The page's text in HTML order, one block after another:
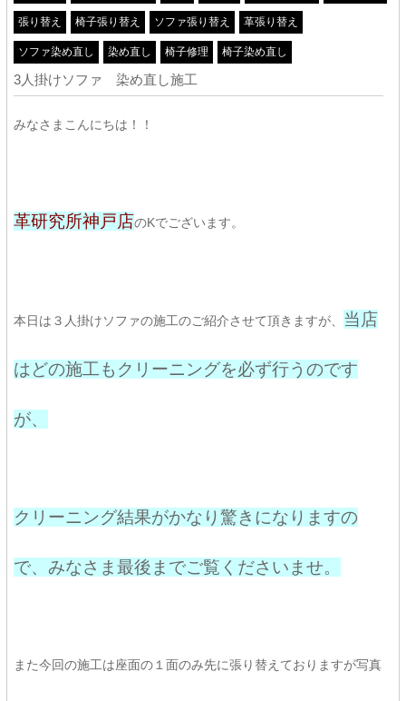
張り替え 椅子張り替え ソファ張り替え 革張り替え
ソファ染め直し 染め直し 椅子修理 椅子染め直し
3人掛けソファ 染め直し施工
みなさまこんにちは！！
革研究所神戸店のKでございます。
本日は３人掛けソファの施工のご紹介させて頂きますが、 当店
はどの施工もクリーニングを必ず行うのです
が、
クリーニング結果がかなり驚きになりますの
で、みなさま最後までご覧くださいませ。
また今回の施工は座面の１面のみ先に張り替えておりますが写真